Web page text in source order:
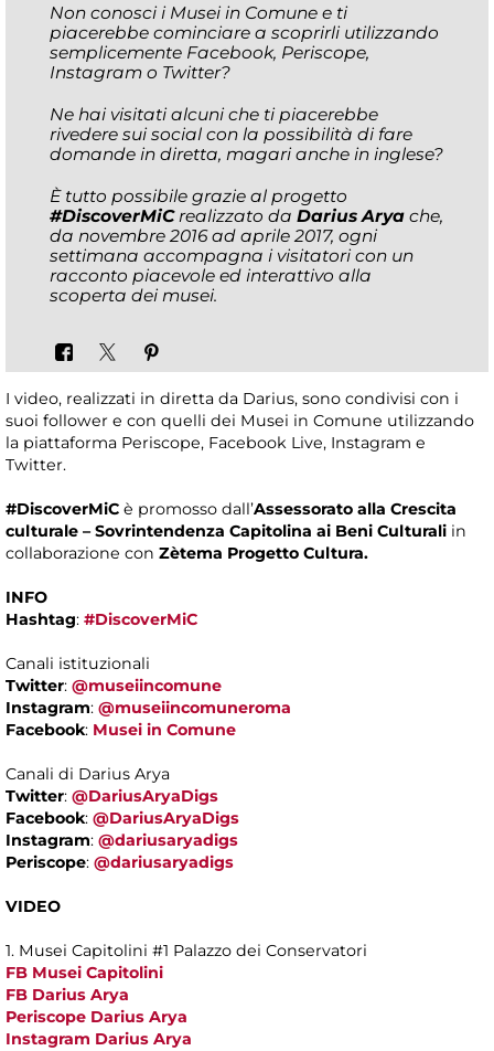
Non conosci i Musei in Comune e ti
piacerebbe cominciare a scoprirli utilizzando
semplicemente Facebook, Periscope,
Instagram o Twitter?
Ne hai visitati alcuni che ti piacerebbe
rivedere sui social con la possibilità di fare
domande in diretta, magari anche in inglese?
È tutto possibile grazie al progetto
#DiscoverMiCrealizzato da Darius Arya che,
da novembre 2016 ad aprile 2017, ogni
settimana accompagna i visitatori con un
racconto piacevole ed interattivo alla
scoperta dei musei.
I video, realizzati in diretta da Darius, sono condivisi con i
suoi follower e con quelli dei Musei in Comune utilizzando
la piattaforma Periscope, Facebook Live, Instagram e
Twitter.
#DiscoverMiC è promosso dall’Assessorato alla Crescita
culturale – Sovrintendenza Capitolina ai Beni Culturali in
collaborazione con Zètema Progetto Cultura.
INFO
Hashtag: #DiscoverMiC
Canali istituzionali
Twitter: @museiincomune
Instagram: @museiincomuneroma
Facebook: Musei in Comune
Canali di Darius Arya
Twitter: @DariusAryaDigs
Facebook: @DariusAryaDigs
Instagram: @dariusaryadigs
Periscope: @dariusaryadigs
VIDEO
1. Musei Capitolini #1 Palazzo dei Conservatori
FB Musei Capitolini
FB Darius Arya
Periscope Darius Arya
Instagram Darius Arya